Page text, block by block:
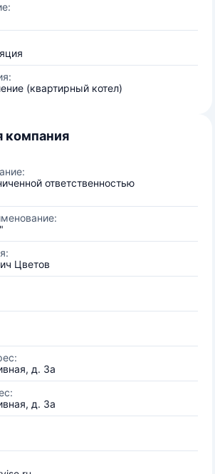
(квартирный котел)
компания
ответственностью
Цветов
д. 3а
д. 3а